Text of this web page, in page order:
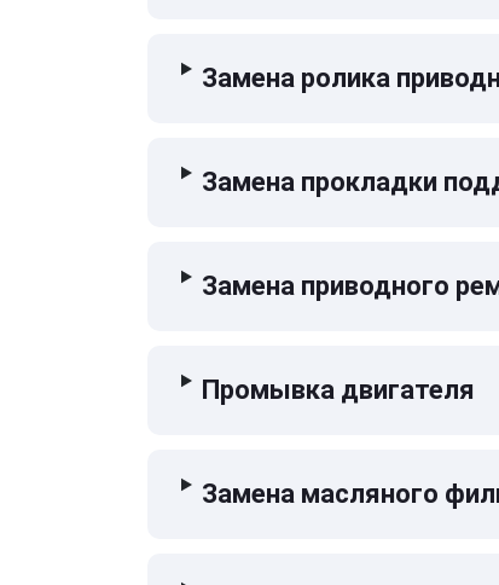
Замена ролика
Замена прокладки
Замена приводного
Промывка двигателя
Замена масляного